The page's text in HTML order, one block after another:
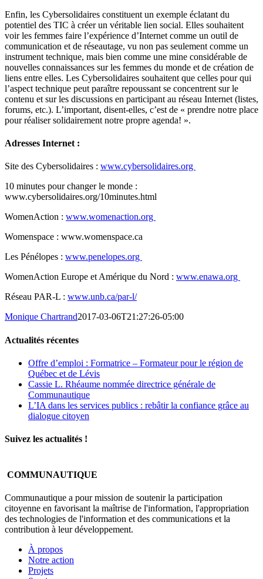
Enfin, les Cybersolidaires constituent un exemple éclatant du
potentiel des TIC à créer un véritable lien social. Elles souhaitent
voir les femmes faire l’expérience d’Internet comme un outil de
communication et de réseautage, vu non pas seulement comme un
instrument technique, mais bien comme une mine considérable de
nouvelles connaissances sur les femmes du monde et de création de
liens entre elles. Les Cybersolidaires souhaitent que celles pour qui
l’aspect technique peut paraître repoussant se concentrent sur le
contenu et sur les discussions en participant au réseau Internet (listes,
forums, etc.). L’important, disent-elles, c’est de « prendre notre place
pour réaliser solidairement notre propre agenda! ».
Adresses Internet :
Site des Cybersolidaires : www.cybersolidaires.org
10 minutes pour changer le monde :
www.cybersolidaires.org/10minutes.html
WomenAction : www.womenaction.org
Womenspace : www.womenspace.ca
Les Pénélopes : www.penelopes.org
WomenAction Europe et Amérique du Nord : www.enawa.org
Réseau PAR-L : www.unb.ca/par-l/
Monique Chartrand2017-03-06T21:27:26-05:00
Actualités récentes
Offre d’emploi : Formatrice – Formateur pour le région de
Québec et de Lévis
Cassie L. Rhéaume nommée directrice générale de
Communautique
L’IA dans les services publics : rebâtir la confiance grâce au
dialogue citoyen
Suivez les actualités !
COMMUNAUTIQUE
Communautique a pour mission de soutenir la participation
citoyenne en favorisant la maîtrise de l'information, l'appropriation
des technologies de l'information et des communications et la
contribution à leur développement.
À propos
Notre action
Projets